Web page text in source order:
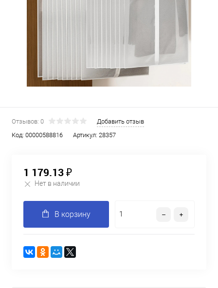
Отзывов: 0
Добавить отзыв
Код: 00000588816 Артикул: 28357
1 179.13 ₽
Нет в наличии
В корзину